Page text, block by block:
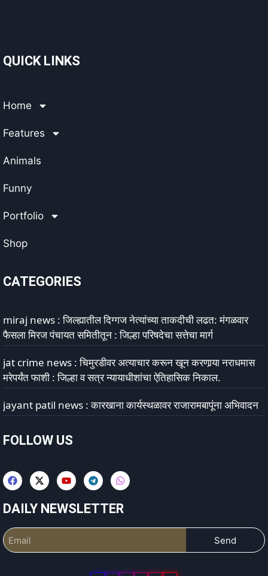
QUICK LINKS
Home
Features
Animals
Funny
Portfolio
Shop
CATEGORIES
miraj news : जिल्ह्यातील दिग्गज नेत्यांच्या ताकदीची लढत: मंगळवार
फैसला मिरज पंचायत समितीतून : जिल्हा परिषदेचा सत्तेचा मार्ग
jat crime news : चिमुरडीवर अत्याचार करून खून करणार्‍या नराधमास
मरेपर्यंत फाशी : जिल्हा व सत्र न्यायाधीशांचा ऐतिहासिक निकाल.
jayant patil news : कारखाना कार्यस्थळावर राजारामबापूंना अभिवादन
FOLLOW US
DAILY NEWSLETTER
Send